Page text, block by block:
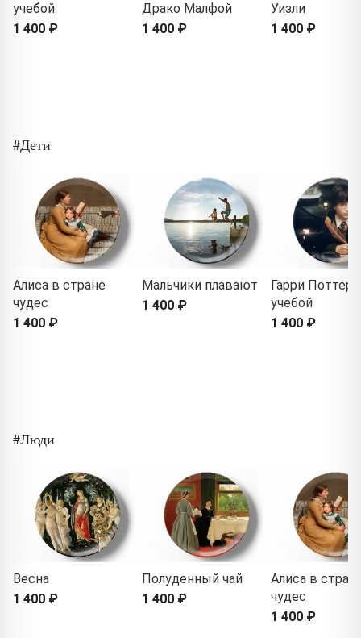
учебой
1 400 ₽
Драко Малфой
1 400 ₽
Уизли
1 400 ₽
#Дети
Алиса в стране
чудес
1 400 ₽
Мальчики плавают
1 400 ₽
Гарри Поттер
учебой
1 400 ₽
#Люди
Весна
1 400 ₽
Полуденный чай
1 400 ₽
Алиса в
чудес
1 400 ₽